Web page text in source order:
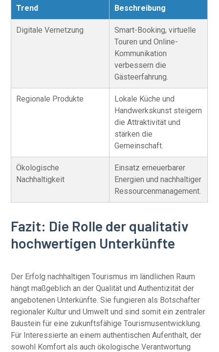
Trend Beschreibung
Digitale Vernetzung
Smart-Booking, virtuelle
Touren und Online-
Kommunikation
verbessern die
Gästeerfahrung.
Regionale Produkte
Lokale Küche und
Handwerkskunst steigern
die Attraktivität und
stärken die
Gemeinschaft.
Ökologische
Nachhaltigkeit
Einsatz erneuerbarer
Energien und nachhaltiger
Ressourcenmanagement.
Fazit: Die Rolle der qualitativ
hochwertigen Unterkünfte
Der Erfolg nachhaltigen Tourismus im ländlichen Raum
hängt maßgeblich an der Qualität und Authentizität der
angebotenen Unterkünfte. Sie fungieren als Botschafter
regionaler Kultur und Umwelt und sind somit ein zentraler
Baustein für eine zukunftsfähige Tourismusentwicklung.
Für Interessierte an einem authentischen Aufenthalt, der
sowohl Komfort als auch ökologische Verantwortung